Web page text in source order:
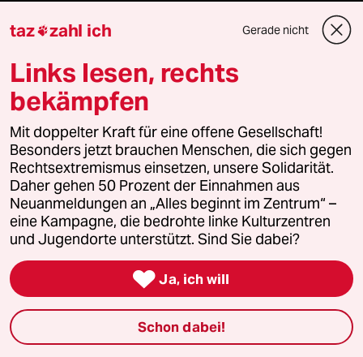
team zukunft
taz frisch
taz zahl ich
taz lab Infobrief
Veranstaltungen
Demnächst
taz zahl ich Gerade nicht
Links lesen, rechts
bekämpfen
Mit doppelter Kraft für eine offene Gesellschaft!
Besonders jetzt brauchen Menschen, die sich gegen
Rechtsextremismus einsetzen, unsere Solidarität.
Daher gehen 50 Prozent der Einnahmen aus
Neuanmeldungen an „Alles beginnt im Zentrum“ –
eine Kampagne, die bedrohte linke Kulturzentren
und Jugendorte unterstützt. Sind Sie dabei?
 Ja, ich will
Schon dabei!